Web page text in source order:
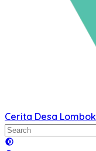
Cerita Desa Lombok